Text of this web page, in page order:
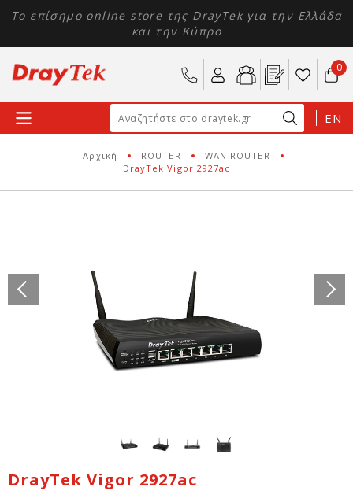
Το επίσημο online store της DrayTek για την Ελλάδα
και την Κύπρο
0
EN
Αρχική ROUTER
WAN ROUTER
DrayTek Vigor 2927ac
DrayTek Vigor 2927ac